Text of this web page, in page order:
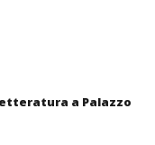
a Palazzo